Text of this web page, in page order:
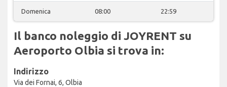
Domenica 08:00 22:59
Il banco noleggio di JOYRENT su
Aeroporto Olbia si trova in:
Indirizzo
Via dei Fornai, 6, Olbia